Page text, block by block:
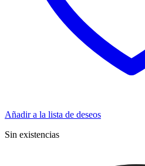
Añadir a la lista de deseos
Sin existencias